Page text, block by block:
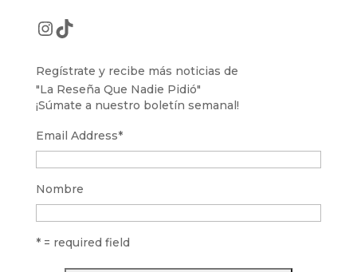
Instagram
TikTok
Regístrate y recibe más noticias de
"La Reseña Que Nadie Pidió"
¡Súmate a nuestro boletín semanal!
Email Address*
Nombre
* = required field